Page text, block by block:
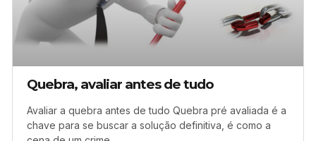
Quebra, avaliar antes de tudo
Avaliar a quebra antes de tudo Quebra pré avaliada é a
chave para se buscar a solução definitiva, é como a